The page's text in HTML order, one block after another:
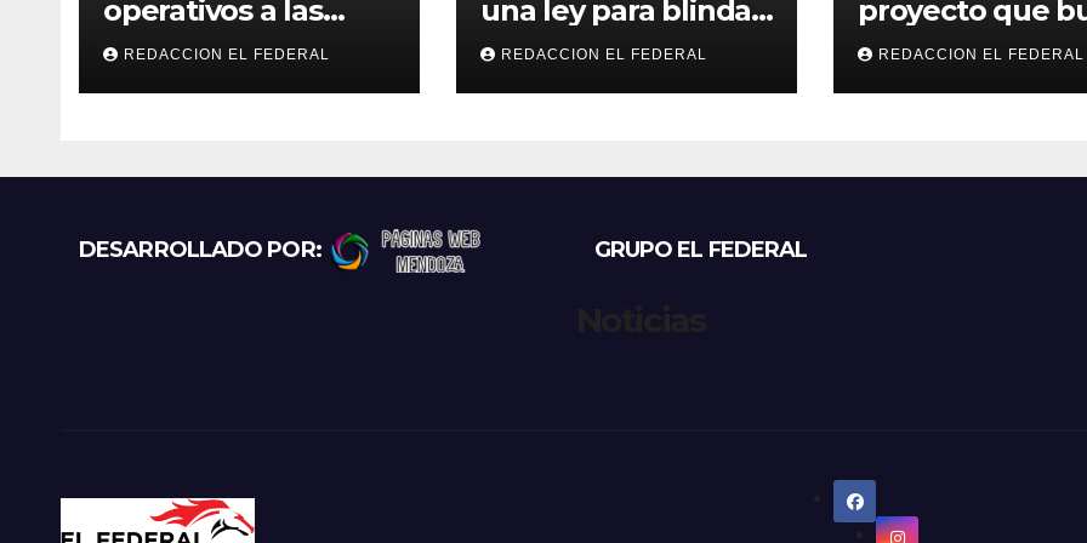
operativos a las
“rodadas” y
retienen a varias
motocicletas
REDACCION EL FEDERAL
una ley para blindar
las tierras rurales de
La Rioja: cuáles son
los principales
REDACCION EL FEDERAL
proyecto que
regular
refugios de
gatos:
REDACCION EL FEDERAL
DESARROLLADO POR: GRUPO EL FEDERAL